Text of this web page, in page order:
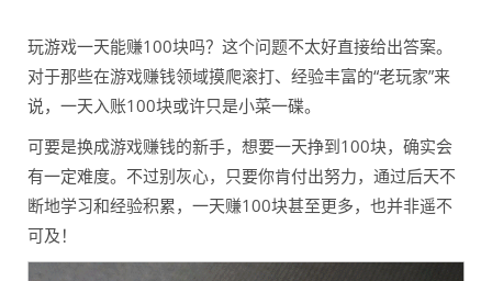
玩游戏一天能赚100块吗？这个问题不太好直接给出答案。
对于那些在游戏赚钱领域摸爬滚打、经验丰富的“老玩家”来
说，一天入账100块或许只是小菜一碟。
可要是换成游戏赚钱的新手，想要一天挣到100块，确实会
有一定难度。不过别灰心，只要你肯付出努力，通过后天不
断地学习和经验积累，一天赚100块甚至更多，也并非遥不
可及！